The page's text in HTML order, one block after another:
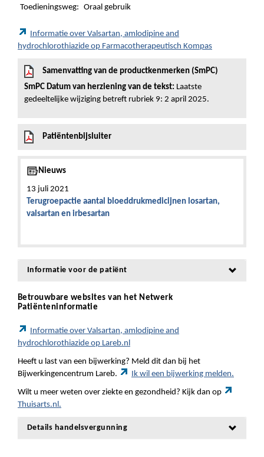
Toedieningsweg: Oraal gebruik
Informatie over Valsartan, amlodipine and
hydrochlorothiazide op Farmacotherapeutisch Kompas
Samenvatting van de productkenmerken (SmPC)
SmPC Datum van herziening van de tekst: Laatste
gedeeltelijke wijziging betreft rubriek 9: 2 april 2025.
Patiëntenbijsluiter
Nieuws
13 juli 2021
Terugroepactie aantal bloeddrukmedicijnen losartan,
valsartan en irbesartan
Informatie voor de patiënt
Betrouwbare websites van het Netwerk
Patiënteninformatie
Informatie over Valsartan, amlodipine and
hydrochlorothiazide op Lareb.nl
Heeft u last van een bijwerking? Meld dit dan bij het
Bijwerkingencentrum Lareb.
Ik wil een bijwerking melden.
Wilt u meer weten over ziekte en gezondheid? Kijk dan op
Thuisarts.nl.
Details handelsvergunning